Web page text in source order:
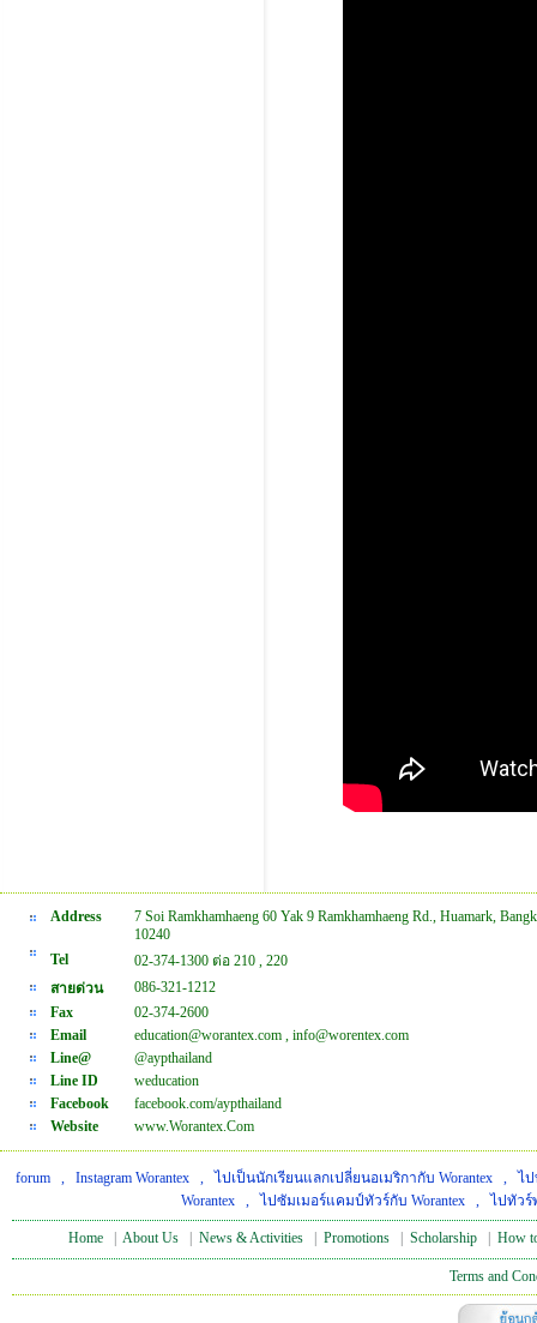
Address
7 Soi Ramkhamhaeng 60 Yak 9 Ramkhamhaeng Rd., Huamark,
10240
Tel
02-374-1300 ต่อ 210 , 220
สายด่วน
086-321-1212
Fax
02-374-2600
Email
education@worantex.com , info@worentex.com
Line@
@aypthailand
Line ID
weducation
Facebook
facebook.com/aypthailand
Website
www.Worantex.Com
forum , Instagram Worantex , ไปเป็นนักเรียนแลกเปลี่ยนอเมริกากับ Worantex , ไป
Worantex, ไปซัมเมอร์แคมป์ทัวร์กับ Worantex, ไปทัวร์
Home About Us News & Activities Promotions Scholarship How
Terms and